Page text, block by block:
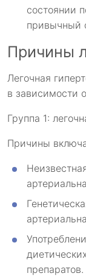
состоянии
привычный
Причины
Легочная
в зависимости
Группа 1:
Причины
препаратов.